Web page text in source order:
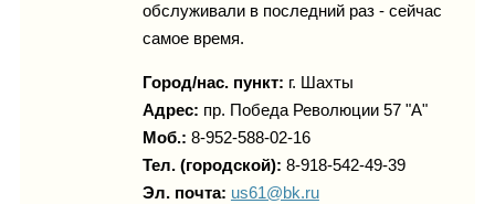
Карты
Фотогалерея
обслуживали в последний раз - сейчас
самое время.
Город/нас. пункт: г. Шахты
Адрес: пр. Победа Революции 57 "А"
Моб.: 8-952-588-02-16
Тел. (городской): 8-918-542-49-39
Эл. почта: us61@bk.ru